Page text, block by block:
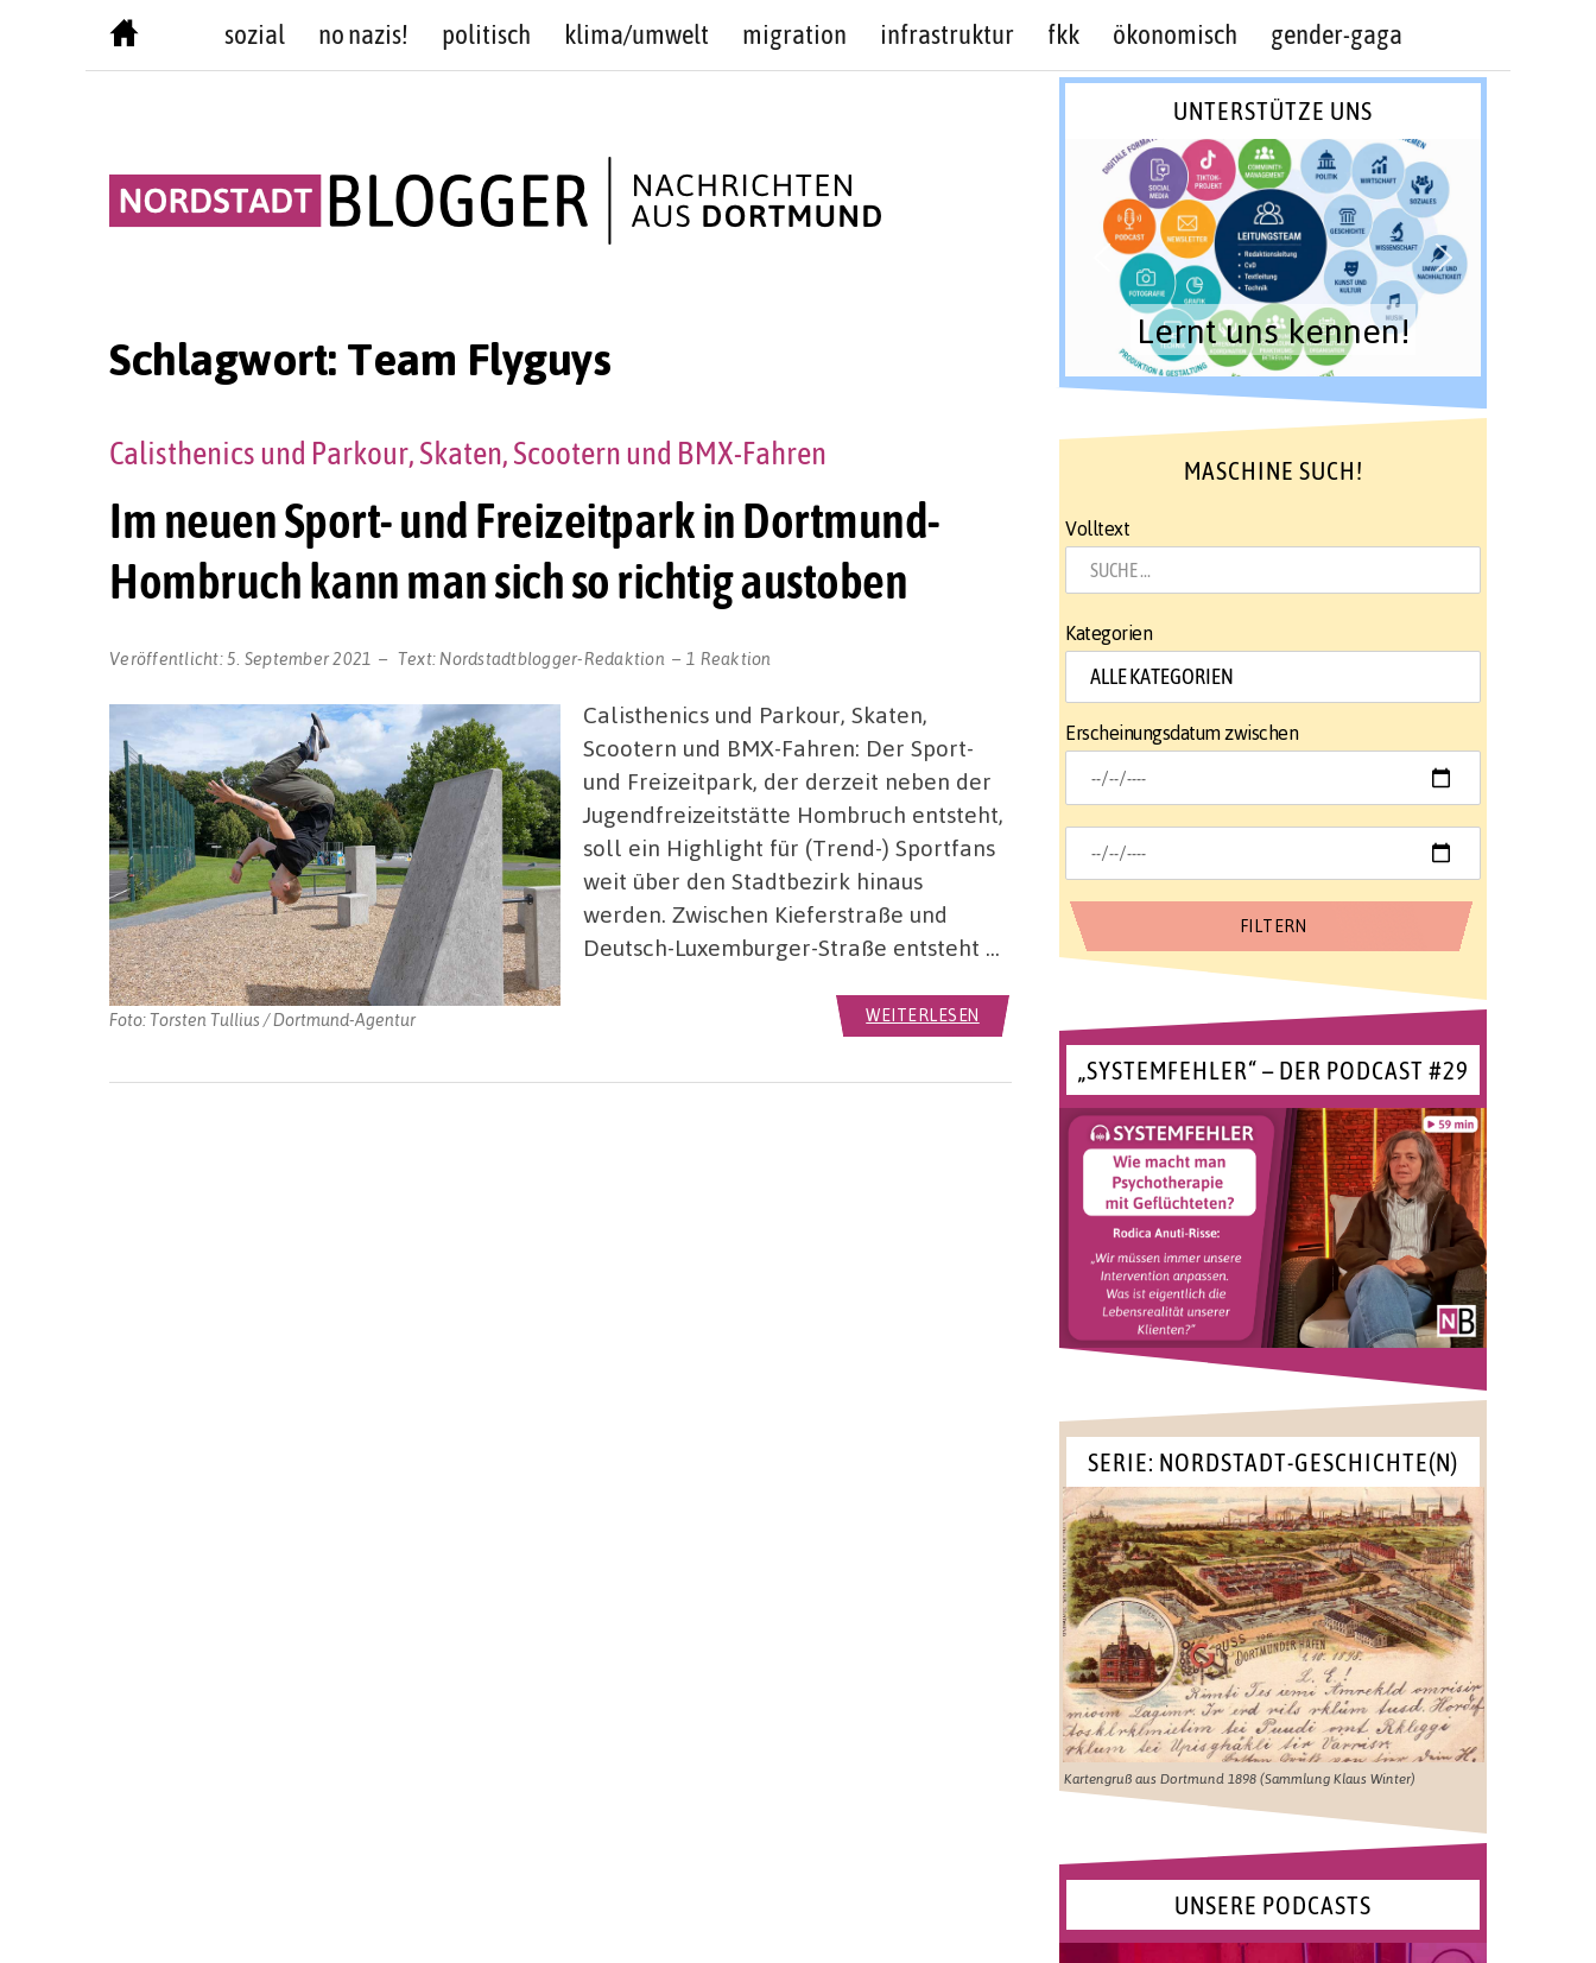
sozial no nazis! politisch klima/umwelt migration infrastruktur fkk ökonomisch gender-gaga
Schlagwort: Team Flyguys
Im neuen Sport- und Freizeitpark in Dortmund-
Hombruch kann man sich so richtig austoben
Calisthenics und Parkour, Skaten, Scootern und BMX-Fahren
Veröffentlicht:5. September 2021 Text: Nordstadtblogger-Redaktion 1 Reaktion
Foto: Torsten Tullius / Dortmund-Agentur
Calisthenics und Parkour, Skaten,
Scootern und BMX-Fahren: Der Sport-
und Freizeitpark, der derzeit neben der
Jugendfreizeitstätte Hombruch entsteht,
soll ein Highlight für (Trend-) Sportfans
weit über den Stadtbezirk hinaus
werden. Zwischen Kieferstraße und
Deutsch-Luxemburger-Straße entsteht …
WEITERLESEN
UNTERSTÜTZE UNS
Lernt uns kennen!
MASCHINE SUCH!
Volltext
Kategorien
Erscheinungsdatum zwischen
„SYSTEMFEHLER“ – DER PODCAST #29
SERIE: NORDSTADT-GESCHICHTE(N)
Kartengruß aus Dortmund 1898 (Sammlung Klaus Winter)
UNSERE PODCASTS